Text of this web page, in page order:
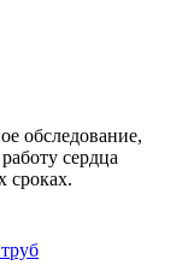
обследование,
сердца
сроках.